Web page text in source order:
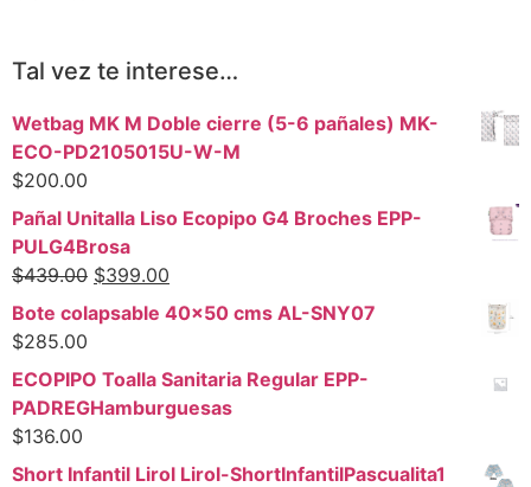
Tal vez te interese…
Wetbag MK M Doble cierre (5-6 pañales) MK-
ECO-PD2105015U-W-M
$200.00
Pañal Unitalla Liso Ecopipo G4 Broches EPP-
PULG4Brosa
$439.00 $399.00
Bote colapsable 40x50 cms AL-SNY07
$285.00
ECOPIPO Toalla Sanitaria Regular EPP-
PADREGHamburguesas
$136.00
Short Infantil Lirol Lirol-ShortInfantilPascualita1